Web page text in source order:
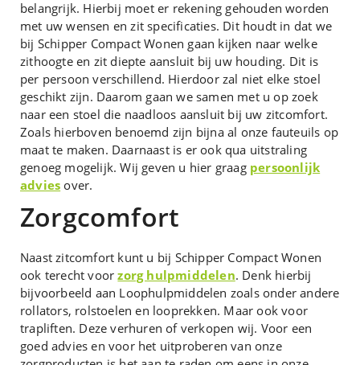
belangrijk. Hierbij moet er rekening gehouden worden
met uw wensen en zit specificaties. Dit houdt in dat we
bij Schipper Compact Wonen gaan kijken naar welke
zithoogte en zit diepte aansluit bij uw houding. Dit is
per persoon verschillend. Hierdoor zal niet elke stoel
geschikt zijn. Daarom gaan we samen met u op zoek
naar een stoel die naadloos aansluit bij uw zitcomfort.
Zoals hierboven benoemd zijn bijna al onze fauteuils op
maat te maken. Daarnaast is er ook qua uitstraling
genoeg mogelijk. Wij geven u hier graag persoonlijk
advies over.
Zorgcomfort
Naast zitcomfort kunt u bij Schipper Compact Wonen
ook terecht voorzorg hulpmiddelen. Denk hierbij
bijvoorbeeld aan Loophulpmiddelen zoals onder andere
rollators, rolstoelen en looprekken. Maar ook voor
trapliften. Deze verhuren of verkopen wij. Voor een
goed advies en voor het uitproberen van onze